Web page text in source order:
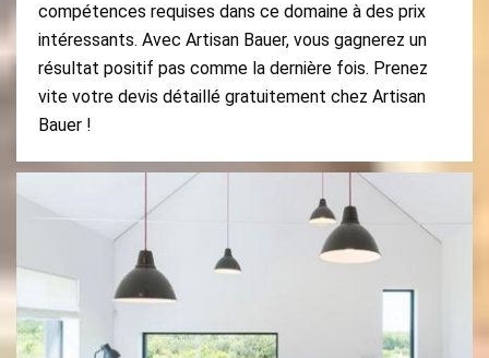
compétences requises dans ce domaine à des prix
intéressants. Avec Artisan Bauer, vous gagnerez un
résultat positif pas comme la dernière fois. Prenez
vite votre devis détaillé gratuitement chez Artisan
Bauer !